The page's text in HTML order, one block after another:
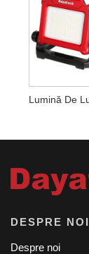
DESPRE NOI
Despre noi